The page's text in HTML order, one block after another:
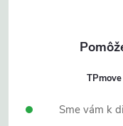
Sme vám k